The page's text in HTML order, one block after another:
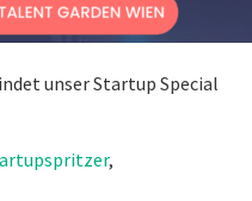
unser Startup Special
,